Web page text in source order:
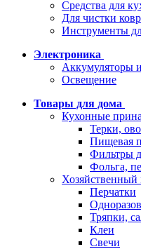
Средства для
Для чистки
Инструменты
Электроника
Аккумуляторы
Освещение
Товары для дома
Кухонные
Терки,
Пищевая
Фильтры
Фольга,
Хозяйственный
Перчатки
Тряпки,
Клеи
Свечи